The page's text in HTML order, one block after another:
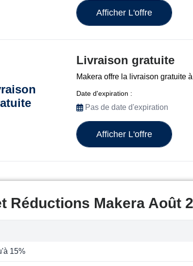
Afficher L'offre
Livraison gratuite
Makera offre la livraison gratuite
Date d'expiration :
Pas de date d'expiration
Afficher L'offre
Réductions Makera Août
15%